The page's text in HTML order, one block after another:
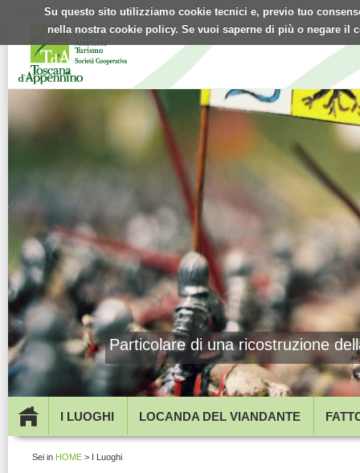
Su questo sito utilizziamo cookie tecnici e, previo tuo
nella nostra cookie policy. Se vuoi saperne di più o negare
Particolare di una ricostruzione
I LUOGHI LOCANDA DEL VIANDANTE
Sei in HOME > I Luoghi